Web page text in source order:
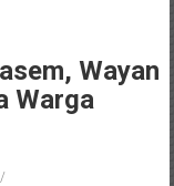
Wayan
Warga